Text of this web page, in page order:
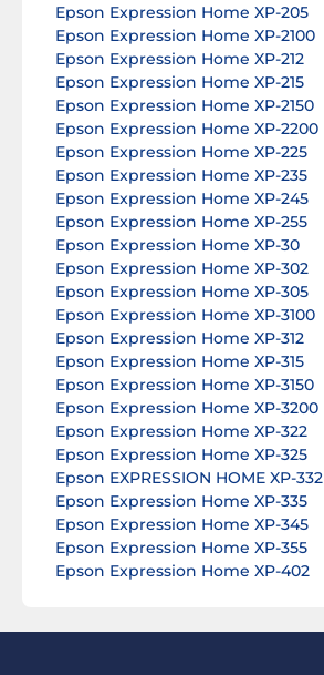
Epson Expression Home XP-205
Epson Expression Home XP-2100
Epson Expression Home XP-212
Epson Expression Home XP-215
Epson Expression Home XP-2150
Epson Expression Home XP-2200
Epson Expression Home XP-225
Epson Expression Home XP-235
Epson Expression Home XP-245
Epson Expression Home XP-255
Epson Expression Home XP-30
Epson Expression Home XP-302
Epson Expression Home XP-305
Epson Expression Home XP-3100
Epson Expression Home XP-312
Epson Expression Home XP-315
Epson Expression Home XP-3150
Epson Expression Home XP-3200
Epson Expression Home XP-322
Epson Expression Home XP-325
Epson EXPRESSION HOME XP-332
Epson Expression Home XP-335
Epson Expression Home XP-345
Epson Expression Home XP-355
Epson Expression Home XP-402